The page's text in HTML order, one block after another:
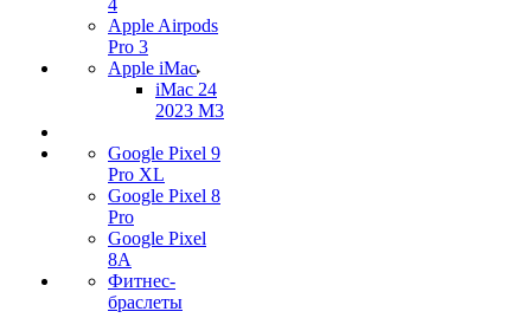
4
Apple Airpods
Pro 3
Apple iMac
iMac 24
2023 M3
Google Pixel 9
Pro XL
Google Pixel 8
Pro
Google Pixel
8A
Фитнес-
браслеты